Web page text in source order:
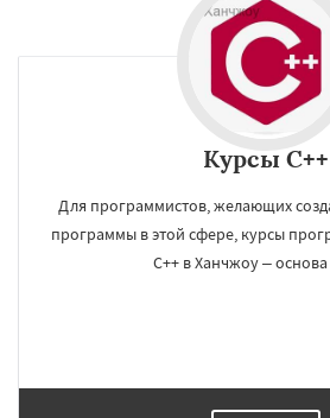
Курсы C++
Для программистов, желающих
программы в этой сфере, курсы
C++ в Ханчжоу –